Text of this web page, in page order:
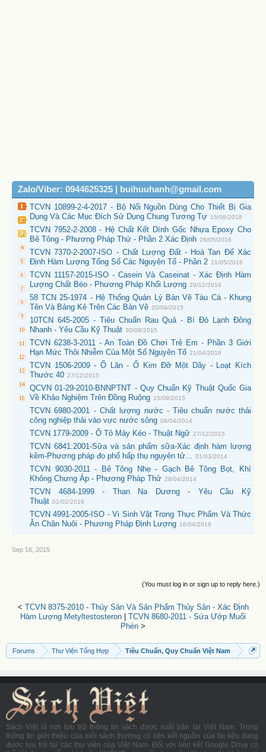
Zalo/Viber: 0944625325 | buihuuhanh@gmail.com
TCVN 10899-2-4-2017 - Bộ Nối Nguồn Dùng Cho Thiết Bị Gia
Dụng Và Các Mục Đích Sử Dụng Chung Tương Tự 15/08/2018
TCVN 7952-2-2008 - Hệ Chất Kết Dính Gốc Nhựa Epoxy Cho
Bê Tông - Phương Pháp Thử - Phần 2 Xác Định 26/05/2016
TCVN 7370-2-2007-ISO - Chất Lượng Đất - Hoà Tan Để Xác
Định Hàm Lượng Tổng Số Các Nguyên Tố - Phần 2 21/05/2016
TCVN 11157-2015-ISO - Casein Và Caseinat - Xác Định Hàm
Lượng Chất Béo - Phương Pháp Khối Lượng 29/12/2016
58 TCN 25-1974 - Hệ Thống Quản Lý Bản Vẽ Tàu Cá - Khung
Tên Và Bảng Kê Trên Các Bản Vẽ 20/09/2015
10TCN 645-2005 - Tiêu Chuẩn Rau Quả - Bí Đỏ Lạnh Đông
Nhanh - Yêu Cầu Kỹ Thuật 30/08/2015
TCVN 6238-3-2011 - An Toàn Đồ Chơi Trẻ Em - Phần 3 Giới
Hạn Mức Thôi Nhiễm Của Một Số Nguyên Tố 21/04/2016
TCVN 1506-2009 - Ổ Lăn - Ổ Kim Đỡ Một Dãy - Loạt Kích
Thước 40 27/12/2015
QCVN 01-29-2010-BNNPTNT - Quy Chuẩn Kỹ Thuật Quốc Gia
Về Khảo Nghiệm Trên Đồng Ruộng 15/09/2015
TCVN 6980-2001 - Chất lượng nước - Tiêu chuẩn nước thải
công nghiệp thải vào vực nước sông 08/04/2014
TCVN 1779-2009 - Ô Tô Máy Kéo - Thuật Ngữ 27/12/2015
TCVN 6841:2001-Sữa và sản phẩm sữa-Xác định hàm lượng
kẽm-Phương pháp đo phổ hấp thụ nguyên tử...
01/03/2014
TCVN 9030-2011 - Bê Tông Nhẹ - Gạch Bê Tông Bọt, Khí
Không Chưng Áp - Phương Pháp Thử 28/04/2014
TCVN 4684-1999 - Than Na Dương - Yêu Cầu Kỹ
Thuật 01/02/2016
TCVN 4991-2005-ISO - Vi Sinh Vật Trong Thực Phẩm Và Thức
Ăn Chăn Nuôi - Phương Pháp Định Lượng 16/04/2016
Sep 16, 2015
(You must log in or sign up to reply here.)
< TCVN 8375-2010 - Thủy Sản Và Sản Phẩm Thủy Sản - Xác Định
Hàm Lượng Metyltestosteron
TCVN 8680-2011 - Sứa Ướp Muối
Phèn >
Forums Thư Viện Tổng Hợp Tiêu Chuẩn, Quy Chuẩn Việt Nam
Sách Việt là nơi lưu trữ thông tin sách được xuất bản tại Việt Nam. Trong
thông tin giới thiệu của mỗi sách thường có liên kết nguồn của tài liệu đang
được lưu trữ tại các thư viện của Việt Nam. Đối với liên kết Google Drive có